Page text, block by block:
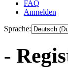
FAQ
Anmelden
Sprache:
-